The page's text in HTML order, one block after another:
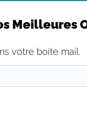
Meilleures
votre boite mail.